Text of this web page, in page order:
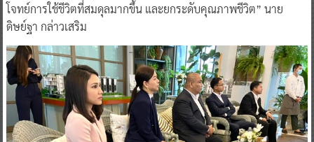
โจทย์การใช้ชีวิตที่สมดุลมากขึ้น และยกระดับคุณภาพชีวิต” นาย
ดิษย์ฐา กล่าวเสริม